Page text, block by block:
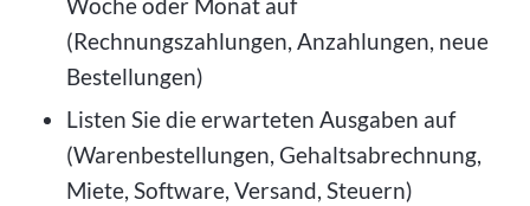
Woche oder Monat auf
(Rechnungszahlungen, Anzahlungen, neue
Bestellungen)
Listen Sie die erwarteten Ausgaben auf
(Warenbestellungen, Gehaltsabrechnung,
Miete, Software, Versand, Steuern)